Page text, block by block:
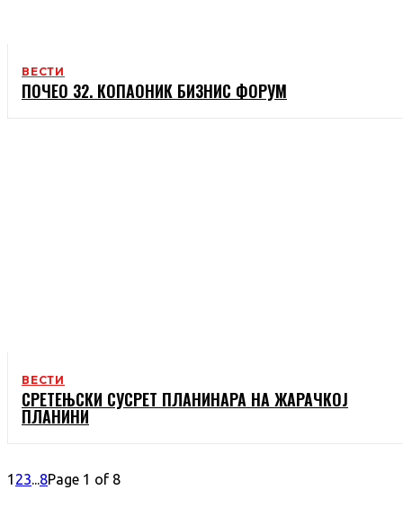
ВЕСТИ
ПОЧЕО 32. КОПАОНИК БИЗНИС ФОРУМ
ВЕСТИ
СРЕТЕЊСКИ СУСРЕТ ПЛАНИНАРА НА ЖАРАЧКОЈ
ПЛАНИНИ
1 23...8Page 1 of 8